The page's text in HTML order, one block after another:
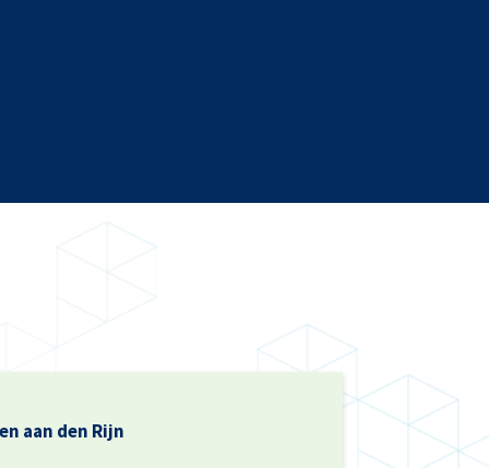
aan den Rijn